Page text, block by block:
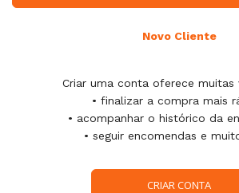
Novo Cliente
Criar uma conta oferece muitas
• finalizar a compra mais
• acompanhar o histórico da
• seguir encomendas e
CRIAR CONTA